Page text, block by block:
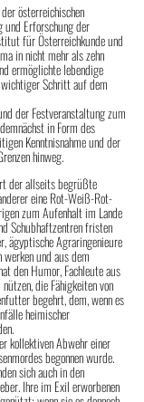
österreichischen
und Erforschung der
für Österreichkunde und
in nicht mehr als zehn
ermöglichte lebendige
Schritt auf dem
der Festveranstaltung zum
in Form des
Kenntnisnahme und der
hinweg.
der allseits begrüßte
eine Rot-Weiß-Rot-
zum Aufenhalt im Lande
Schubhaftzentren fristen
ägyptische Agraringenieure
und aus dem
den Humor, Fachleute aus
die Fähigkeiten von
begehrt, dem, wenn es
heimischer
kollektiven Abwehr einer
begonnen wurde.
sich auch in den
Ihre im Exil erworbenen